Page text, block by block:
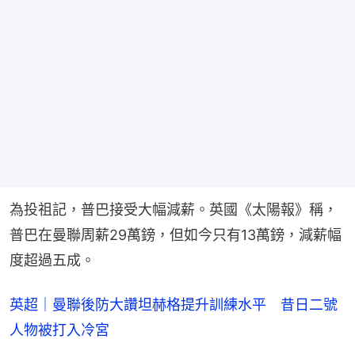
為投祖記，普巴接受大幅減薪。英國《太陽報》稱，
普巴在曼聯周薪29萬鎊，但如今只有13萬鎊，減薪幅
度超過五成。
英超｜曼聯後防大讚坦赫格提升訓練水平 昔日二號
人物被打入冷宮